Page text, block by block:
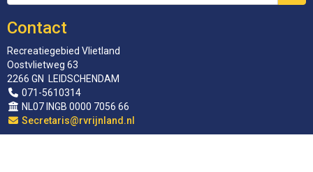
Contact
Recreatiegebied Vlietland
Oostvlietweg 63
2266 GN LEIDSCHENDAM
071-5610314
NL07 INGB 0000 7056 66
siraterceS@rvrijnland.nl